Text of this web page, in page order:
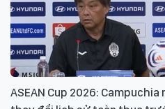
ASEAN Cup 2026: Campuchia